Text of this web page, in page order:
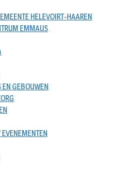
HELEVOIRT-HAAREN
EMMAUS
GEBOUWEN